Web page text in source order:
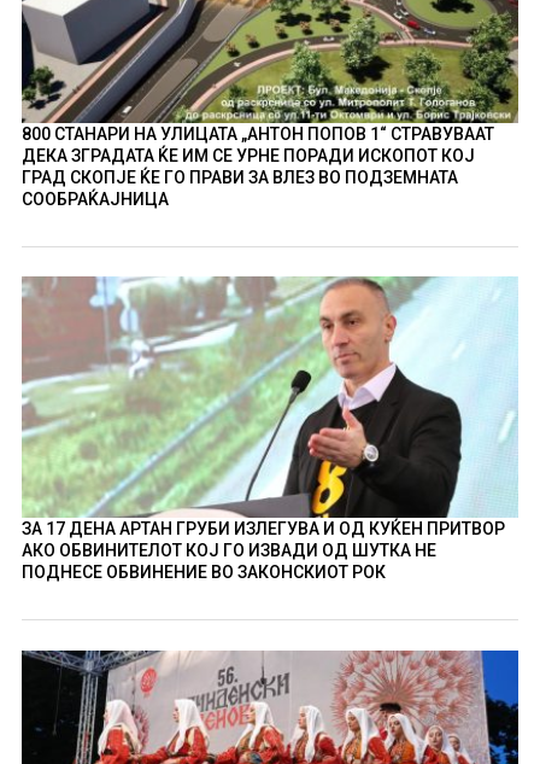
800 СТАНАРИ НА УЛИЦАТА „АНТОН ПОПОВ 1“ СТРАВУВААТ
ДЕКА ЗГРАДАТА ЌЕ ИМ СЕ УРНЕ ПОРАДИ ИСКОПОТ КОЈ
ГРАД СКОПЈЕ ЌЕ ГО ПРАВИ ЗА ВЛЕЗ ВО ПОДЗЕМНАТА
СООБРАЌАЈНИЦА
ЗА 17 ДЕНА АРТАН ГРУБИ ИЗЛЕГУВА И ОД КУЌЕН ПРИТВОР
АКО ОБВИНИТЕЛОТ КОЈ ГО ИЗВАДИ ОД ШУТКА НЕ
ПОДНЕСЕ ОБВИНЕНИЕ ВО ЗАКОНСКИОТ РОК